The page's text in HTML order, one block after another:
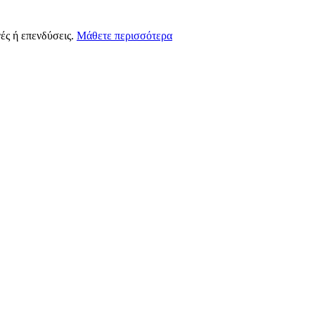
ή επενδύσεις. Μάθετε περισσότερα